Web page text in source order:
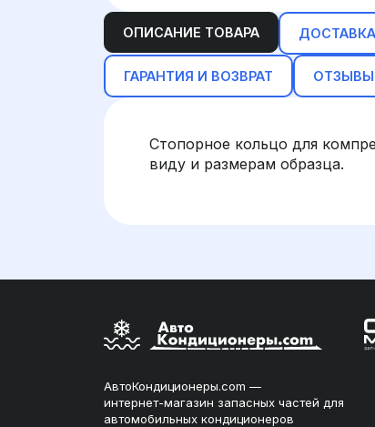
ОПИСАНИЕ ТОВАРА
ГАРАНТИЯ И ВОЗВРАТ ОТЗЫВЫ
Стопорное кольцо для
виду и размерам образца.
АвтоКондиционеры.com —
интернет-магазин запасных частей для
автомобильных кондиционеров